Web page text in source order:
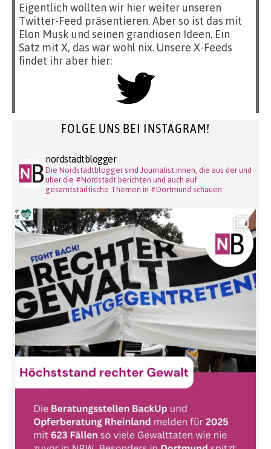
Eigentlich wollten wir hier weiter unseren
Twitter-Feed präsentieren. Aber so ist das mit
Elon Musk und seinen grandiosen Ideen. Ein
Satz mit X, das war wohl nix. Unsere X-Feeds
findet ihr aber hier:
FOLGE UNS BEI INSTAGRAM!
nordstadtblogger
Die Nordstadtblogger sind Journalist:innen, die aus der und
über die #Nordstadt berichten und auch auf
gesamtstädtische Themen in #Dortmund schauen